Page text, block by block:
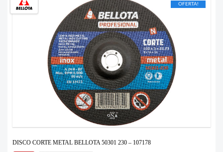
OFERTA!
DISCO CORTE METAL BELLOTA 50301 230 – 107178